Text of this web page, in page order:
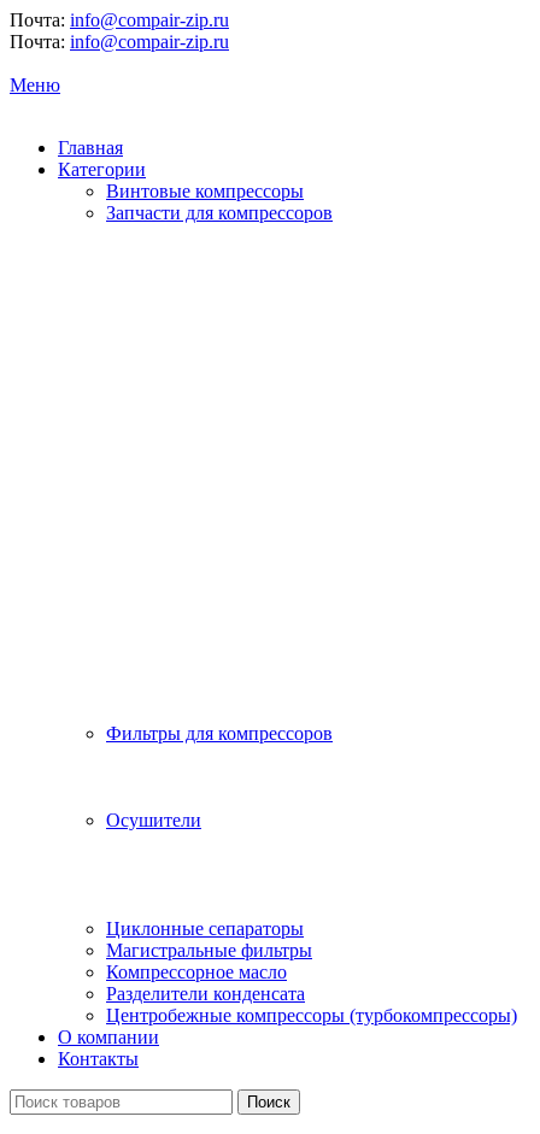
Почта: info@compair-zip.ru
Почта: info@compair-zip.ru
Меню
Главная
Категории
Винтовые компрессоры
Запчасти для компрессоров
Фильтры для компрессоров
Осушители
Циклонные сепараторы
Магистральные фильтры
Компрессорное масло
Разделители конденсата
Центробежные компрессоры (турбокомпрессоры)
О компании
Контакты
Поиск